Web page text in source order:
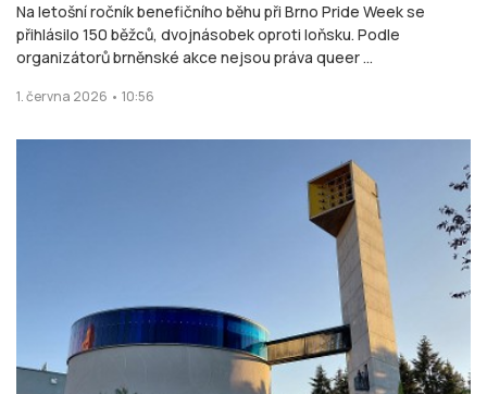
Na letošní ročník benefičního běhu při Brno Pride Week se
přihlásilo 150 běžců, dvojnásobek oproti loňsku. Podle
organizátorů brněnské akce nejsou práva queer ...
1. června 2026 • 10:56